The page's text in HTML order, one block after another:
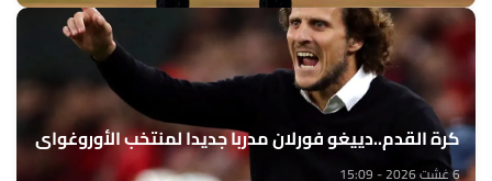
كرة القدم..دييغو فورلان مدربا جديدا لمنتخب الأوروغواي
6 غشت 2026 - 15:09